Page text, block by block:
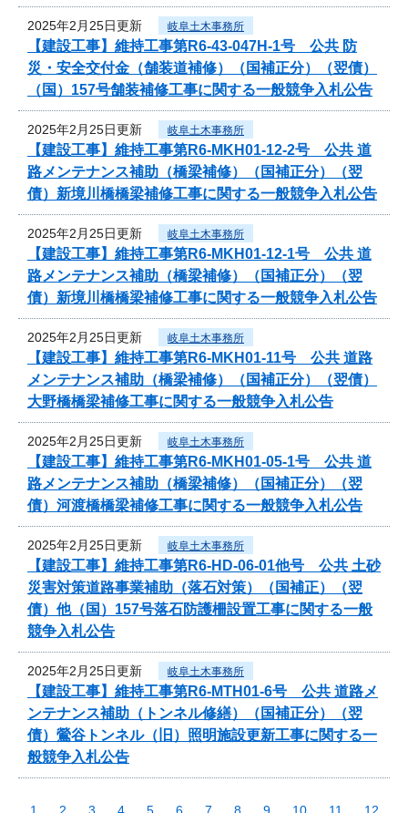
2025年2月25日更新 岐阜土木事務所
【建設工事】維持工事第R6-43-047H-1号 公共 防
災・安全交付金（舗装道補修）（国補正分）（翌債）
（国）157号舗装補修工事に関する一般競争入札公告
2025年2月25日更新 岐阜土木事務所
【建設工事】維持工事第R6-MKH01-12-2号 公共 道
路メンテナンス補助（橋梁補修）（国補正分）（翌
債）新境川橋橋梁補修工事に関する一般競争入札公告
2025年2月25日更新 岐阜土木事務所
【建設工事】維持工事第R6-MKH01-12-1号 公共 道
路メンテナンス補助（橋梁補修）（国補正分）（翌
債）新境川橋橋梁補修工事に関する一般競争入札公告
2025年2月25日更新 岐阜土木事務所
【建設工事】維持工事第R6-MKH01-11号 公共 道路
メンテナンス補助（橋梁補修）（国補正分）（翌債）
大野橋橋梁補修工事に関する一般競争入札公告
2025年2月25日更新 岐阜土木事務所
【建設工事】維持工事第R6-MKH01-05-1号 公共 道
路メンテナンス補助（橋梁補修）（国補正分）（翌
債）河渡橋橋梁補修工事に関する一般競争入札公告
2025年2月25日更新 岐阜土木事務所
【建設工事】維持工事第R6-HD-06-01他号 公共 土砂
災害対策道路事業補助（落石対策）（国補正）（翌
債）他（国）157号落石防護柵設置工事に関する一般
競争入札公告
2025年2月25日更新 岐阜土木事務所
【建設工事】維持工事第R6-MTH01-6号 公共 道路メ
ンテナンス補助（トンネル修繕）（国補正分）（翌
債）鶯谷トンネル（旧）照明施設更新工事に関する一
般競争入札公告